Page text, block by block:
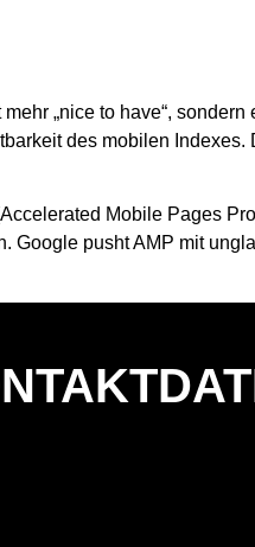
„nice to have“,
des mobilen
Mobile Pages
Google pusht AMP mit
Jahr sicher nicht. Es
und welche nicht. Wir
User Experience und